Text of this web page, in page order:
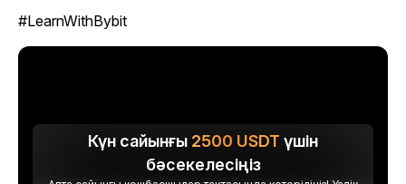
#LearnWithBybit
Күн сайынғы 2500 USDT үшін
бәсекелесіңіз